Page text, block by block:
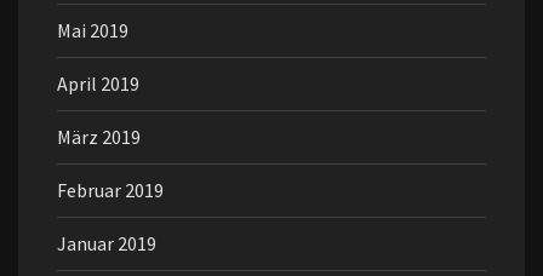
Mai 2019
April 2019
März 2019
Februar 2019
Januar 2019